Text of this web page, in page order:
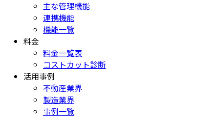
主な管理機能
連携機能
機能一覧
料金
料金一覧表
コストカット診断
活用事例
不動産業界
製造業界
事例一覧